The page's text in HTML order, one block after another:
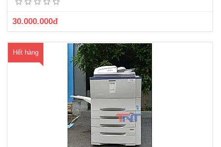
30.000.000đ
Hết hàng
1.250 tờKhay giấy tay : 100 tờThu Nhỏ / Phóng to..